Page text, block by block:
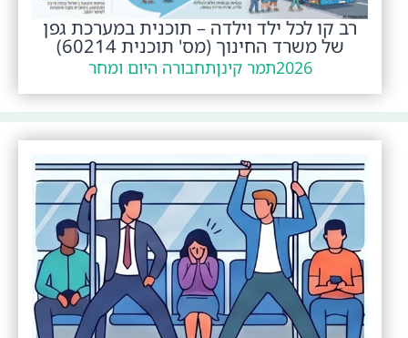
רב קו לכל ילד וילדה – תוכנית במערכת גפן
של משרד החינוך (מס' תוכנית 60214)
2026תמר קינןתחבורה היום ומחר